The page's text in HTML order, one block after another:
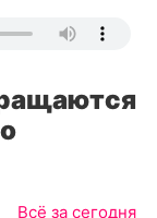
Всё за сегодня